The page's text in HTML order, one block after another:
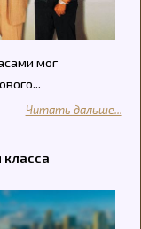
мог
Читать дальше...